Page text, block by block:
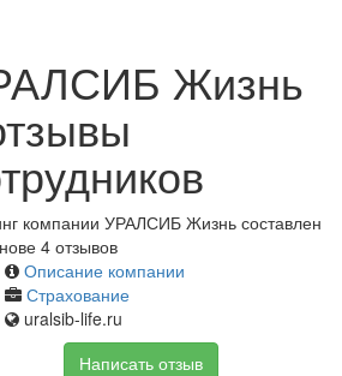
Жизнь
компании УРАЛСИБ Жизнь составлен
4 отзывов
Описание компании
Страхование
uralsib-life.ru
Написать отзыв